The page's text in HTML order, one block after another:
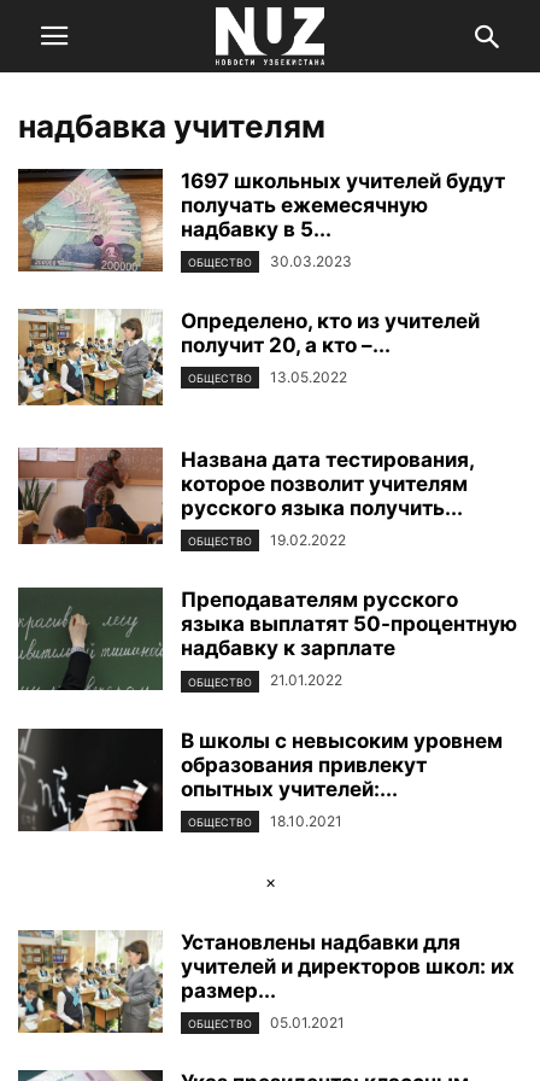
надбавка учителям
1697 школьных учителей будут
получать ежемесячную
надбавку в 5...
ОБЩЕСТВО 30.03.2023
Определено, кто из учителей
получит 20, а кто –...
ОБЩЕСТВО 13.05.2022
Названа дата тестирования,
которое позволит учителям
русского языка получить...
ОБЩЕСТВО 19.02.2022
Преподавателям русского
языка выплатят 50-процентную
надбавку к зарплате
ОБЩЕСТВО 21.01.2022
В школы с невысоким уровнем
образования привлекут
опытных учителей:...
ОБЩЕСТВО 18.10.2021
×
Установлены надбавки для
учителей и директоров школ: их
размер...
ОБЩЕСТВО 05.01.2021